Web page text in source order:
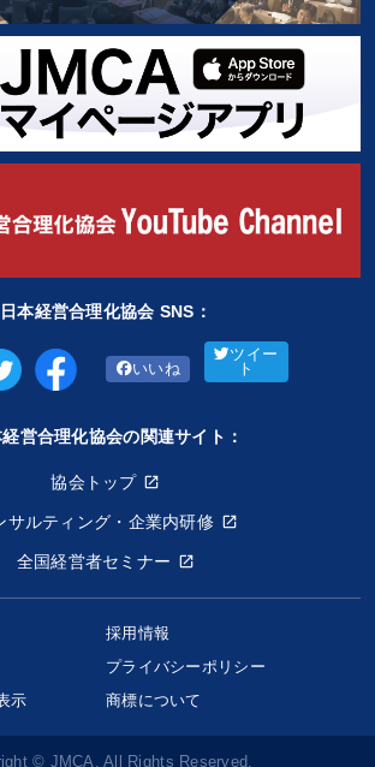
ラッカー 採用 営業 スポーツ関連
を学ぶ SNS活用 M&A 株式投資
日本経営合理化協会 SNS：
いいね
ツイー
ト
経営合理化協会の関連サイト：
協会トップ
サルティング・企業内研修
全国経営者セミナー
採用情報
プライバシーポリシー
示
商標について
© JMCA. All Rights Reserved.